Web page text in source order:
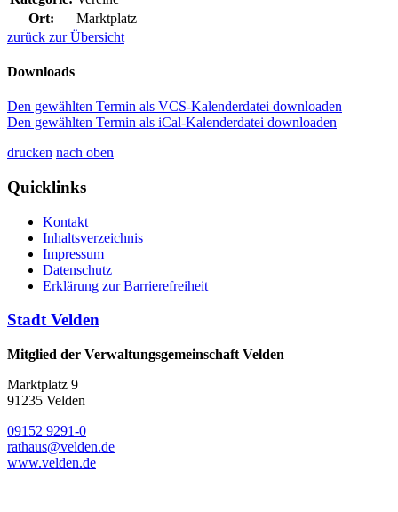
Ort:
Marktplatz
zurück zur Übersicht
Downloads
Den gewählten Termin als VCS-Kalenderdatei downloaden
Den gewählten Termin als iCal-Kalenderdatei downloaden
drucken nach oben
Quicklinks
Kontakt
Inhaltsverzeichnis
Impressum
Datenschutz
Erklärung zur Barrierefreiheit
Stadt Velden
Mitglied der Verwaltungsgemeinschaft Velden
Marktplatz 9
91235 Velden
09152 9291-0
rathaus@velden.de
www.velden.de